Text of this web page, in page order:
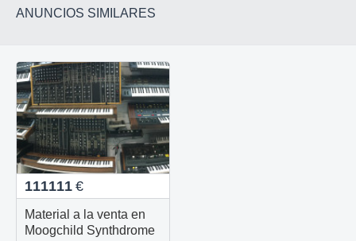
ANUNCIOS SIMILARES
111111 €
Material a la venta en
Moogchild Synthdrome